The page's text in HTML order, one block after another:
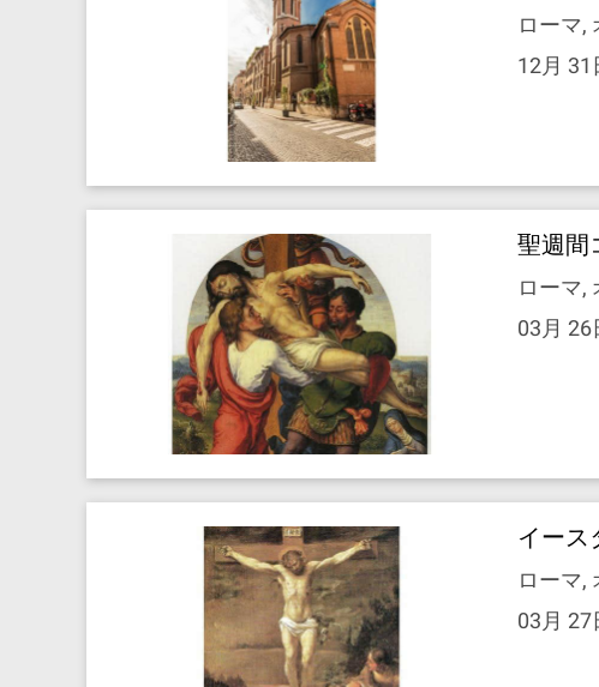
ローマ,
12月 31
聖週間
ローマ,
03月 26
イース
ローマ,
03月 27